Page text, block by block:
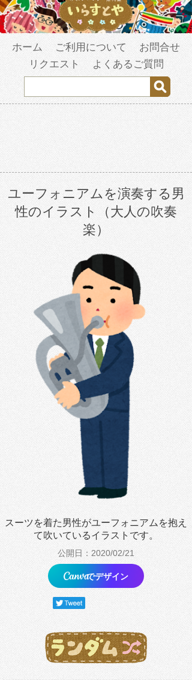
ホーム ご利用について
お問合せ
リクエスト
よくあるご質問
ユーフォニアムを演奏する男
性のイラスト（大人の吹奏
楽）
スーツを着た男性がユーフォニアムを抱え
て吹いているイラストです。
公開日：2020/02/21
でデザイン